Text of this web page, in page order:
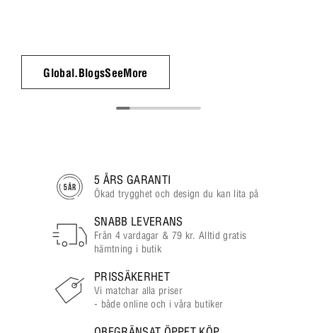
Global.BlogsSeeMore
5 ÅRS GARANTI
Ökad trygghet och design du kan lita på
SNABB LEVERANS
Från 4 vardagar & 79 kr. Alltid gratis
hämtning i butik
PRISSÄKERHET
Vi matchar alla priser
- både online och i våra butiker